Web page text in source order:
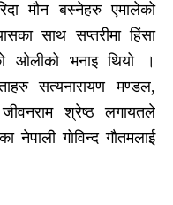
मौन बस्नेहरु एमालेको
साथ सप्तरीमा हिंसा
ओलीको भनाइ थियो ।
सत्यनारायण मण्डल,
श्रेष्ठ लगायतले
नेपाली गोविन्द गौतमलाई